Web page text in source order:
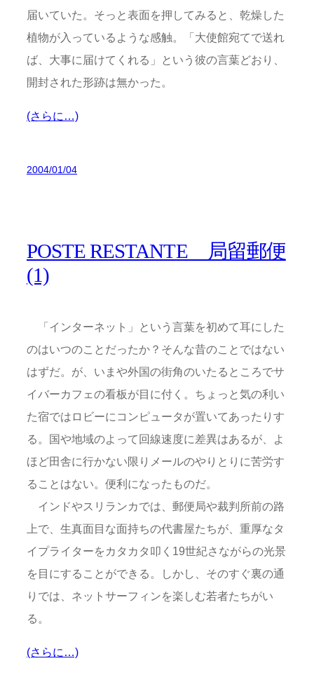
届いていた。そっと表面を押してみると、乾燥した
植物が入っているような感触。「大使館宛てで送れ
ば、大事に届けてくれる」という彼の言葉どおり、
開封された形跡は無かった。
(さらに…)
2004/01/04
POSTE RESTANTE 局留郵便
(1)
「インターネット」という言葉を初めて耳にした
のはいつのことだったか？そんな昔のことではない
はずだ。が、いまや外国の街角のいたるところでサ
イバーカフェの看板が目に付く。ちょっと気の利い
た宿ではロビーにコンピュータが置いてあったりす
る。国や地域のよって回線速度に差異はあるが、よ
ほど田舎に行かない限りメールのやりとりに苦労す
ることはない。便利になったものだ。
インドやスリランカでは、郵便局や裁判所前の路
上で、生真面目な面持ちの代書屋たちが、重厚なタ
イプライターをカタカタ叩く19世紀さながらの光景
を目にすることができる。しかし、そのすぐ裏の通
りでは、ネットサーフィンを楽しむ若者たちがい
る。
(さらに…)